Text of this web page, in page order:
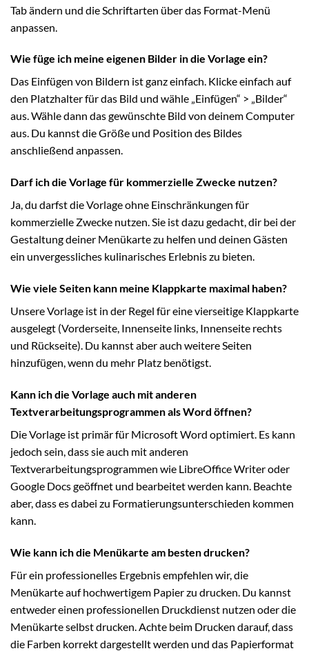
Tab ändern und die Schriftarten über das Format-Menü
anpassen.
Wie füge ich meine eigenen Bilder in die Vorlage ein?
Das Einfügen von Bildern ist ganz einfach. Klicke einfach auf
den Platzhalter für das Bild und wähle „Einfügen“ > „Bilder“
aus. Wähle dann das gewünschte Bild von deinem Computer
aus. Du kannst die Größe und Position des Bildes
anschließend anpassen.
Darf ich die Vorlage für kommerzielle Zwecke nutzen?
Ja, du darfst die Vorlage ohne Einschränkungen für
kommerzielle Zwecke nutzen. Sie ist dazu gedacht, dir bei der
Gestaltung deiner Menükarte zu helfen und deinen Gästen
ein unvergessliches kulinarisches Erlebnis zu bieten.
Wie viele Seiten kann meine Klappkarte maximal haben?
Unsere Vorlage ist in der Regel für eine vierseitige Klappkarte
ausgelegt (Vorderseite, Innenseite links, Innenseite rechts
und Rückseite). Du kannst aber auch weitere Seiten
hinzufügen, wenn du mehr Platz benötigst.
Kann ich die Vorlage auch mit anderen
Textverarbeitungsprogrammen als Word öffnen?
Die Vorlage ist primär für Microsoft Word optimiert. Es kann
jedoch sein, dass sie auch mit anderen
Textverarbeitungsprogrammen wie LibreOffice Writer oder
Google Docs geöffnet und bearbeitet werden kann. Beachte
aber, dass es dabei zu Formatierungsunterschieden kommen
kann.
Wie kann ich die Menükarte am besten drucken?
Für ein professionelles Ergebnis empfehlen wir, die
Menükarte auf hochwertigem Papier zu drucken. Du kannst
entweder einen professionellen Druckdienst nutzen oder die
Menükarte selbst drucken. Achte beim Drucken darauf, dass
die Farben korrekt dargestellt werden und das Papierformat